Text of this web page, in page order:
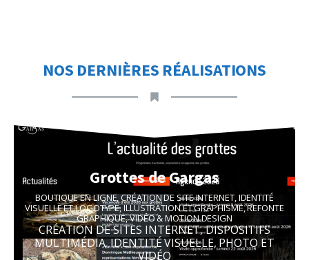
NOS DERNIÈRES RÉALISATIONS
Grottes de Gargas
BOUTIQUE EN LIGNE,CRÉATION DE SITE INTERNET,IDENTITÉ
VISUELLE ET LOGOTYPE,ILLUSTRATION ET GRAPHISME,REFONTE
GRAPHIQUE,VIDÉO & MOTION DESIGN
CRÉATION DE SITES INTERNET,DISPOSITIFS
MULTIMÉDIA,IDENTITÉ VISUELLE, PHOTO ET
VIDÉO